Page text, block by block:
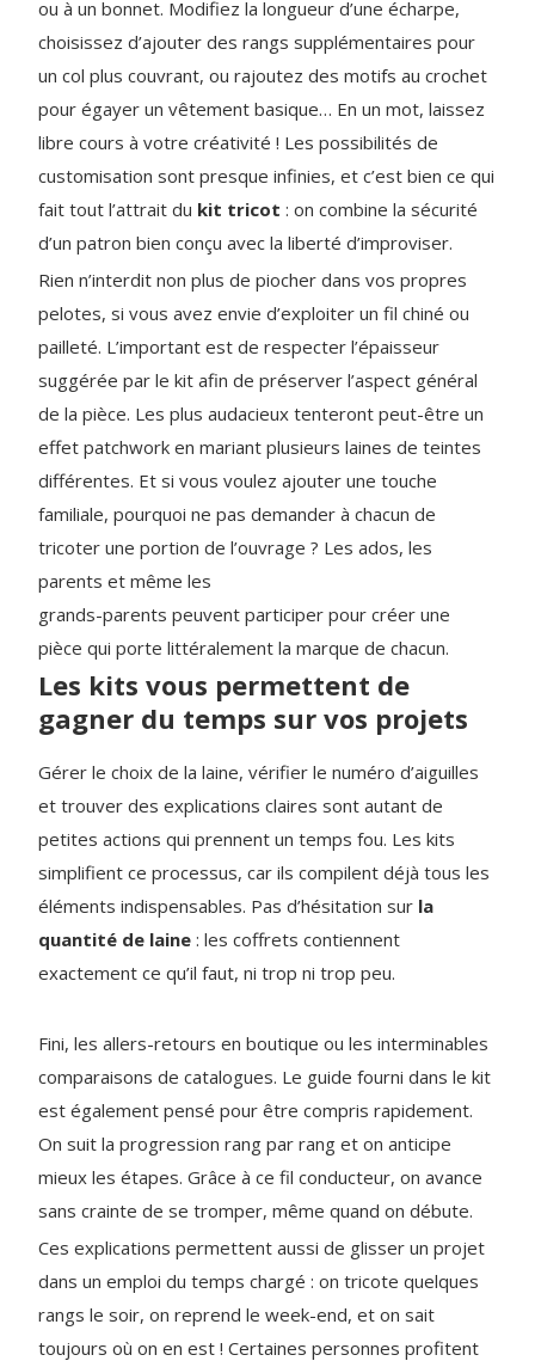
ou à un bonnet. Modifiez la longueur d’une écharpe,
choisissez d’ajouter des rangs supplémentaires pour
un col plus couvrant, ou rajoutez des motifs au crochet
pour égayer un vêtement basique… En un mot, laissez
libre cours à votre créativité ! Les possibilités de
customisation sont presque infinies, et c’est bien ce qui
fait tout l’attrait du kit tricot : on combine la sécurité
d’un patron bien conçu avec la liberté d’improviser.
Rien n’interdit non plus de piocher dans vos propres
pelotes, si vous avez envie d’exploiter un fil chiné ou
pailleté. L’important est de respecter l’épaisseur
suggérée par le kit afin de préserver l’aspect général
de la pièce. Les plus audacieux tenteront peut-être un
effet patchwork en mariant plusieurs laines de teintes
différentes. Et si vous voulez ajouter une touche
familiale, pourquoi ne pas demander à chacun de
tricoter une portion de l’ouvrage ? Les ados, les
parents et même les
grands-parents peuvent participer pour créer une
pièce qui porte littéralement la marque de chacun.
Les kits vous permettent de
gagner du temps sur vos projets
Gérer le choix de la laine, vérifier le numéro d’aiguilles
et trouver des explications claires sont autant de
petites actions qui prennent un temps fou. Les kits
simplifient ce processus, car ils compilent déjà tous les
éléments indispensables. Pas d’hésitation sur la
quantité de laine : les coffrets contiennent
exactement ce qu’il faut, ni trop ni trop peu.
Fini, les allers-retours en boutique ou les interminables
comparaisons de catalogues. Le guide fourni dans le kit
est également pensé pour être compris rapidement.
On suit la progression rang par rang et on anticipe
mieux les étapes. Grâce à ce fil conducteur, on avance
sans crainte de se tromper, même quand on débute.
Ces explications permettent aussi de glisser un projet
dans un emploi du temps chargé : on tricote quelques
rangs le soir, on reprend le week-end, et on sait
toujours où on en est ! Certaines personnes profitent